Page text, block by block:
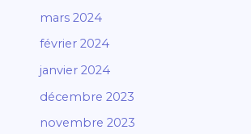
mars 2024
février 2024
janvier 2024
décembre 2023
novembre 2023